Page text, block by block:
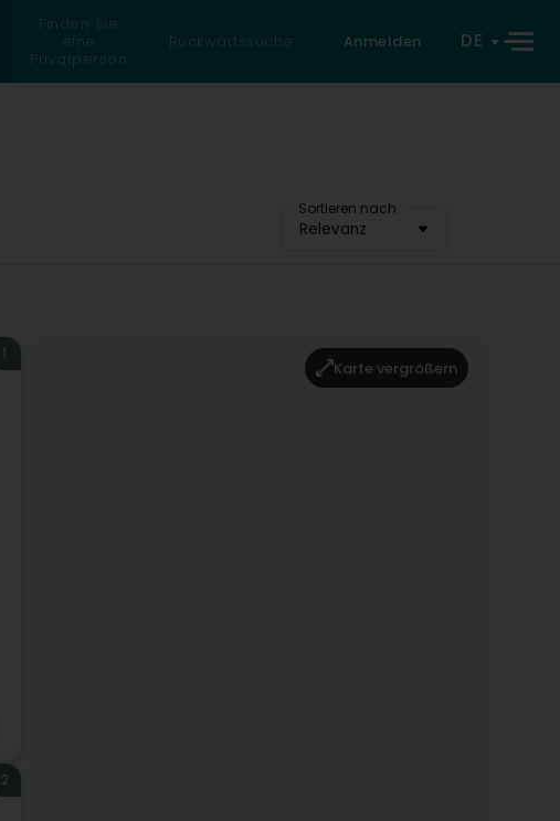
Finden Sie
eine
Privatperson
Rückwärtssuche Anmelden DE
Sortieren nach
Relevanz
1
2
Karte vergrößern